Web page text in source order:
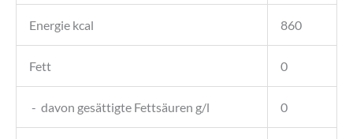
Energie kcal 860
Fett 0
- davon gesättigte Fettsäuren g/l 0